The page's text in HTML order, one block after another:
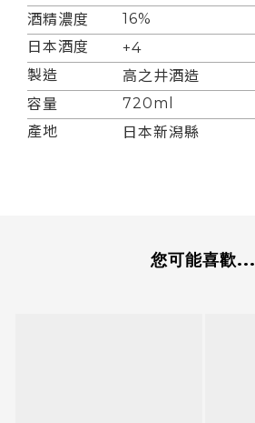
酒精濃度
16%
日本酒度
+4
製造
高之井酒造
容量
720ml
產地
日本新潟縣
您可能喜歡...